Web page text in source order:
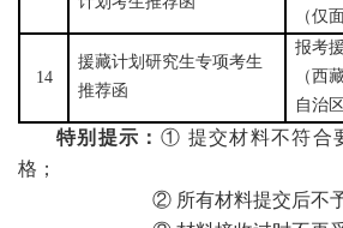
（仅
14
援藏计划研究生专项考生
推荐函
报考
（西
自治
特别提示： ① 提交材料不符合
格；
② 所有材料提交后不